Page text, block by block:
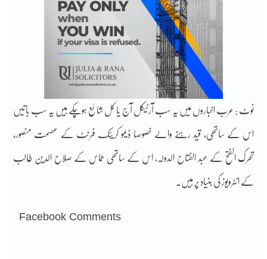
نوٹ : عرب اخباروں میں یہ سب آرٹیکل آج یا کل شائع ہوچکے ہیں یہ سب باتیں
اس کے ساتھی، قید رہنے والے خصوصا ڈیمو کریٹک فرنٹ کے عصمت منصور،
تحرک الفتح کے عبد الفتاح الدولہ، اس کے ساتھی ھماس کے صلاح الدین طالب
کے انٹرویوز کی بنیاد پر ہیں۔
Facebook Comments